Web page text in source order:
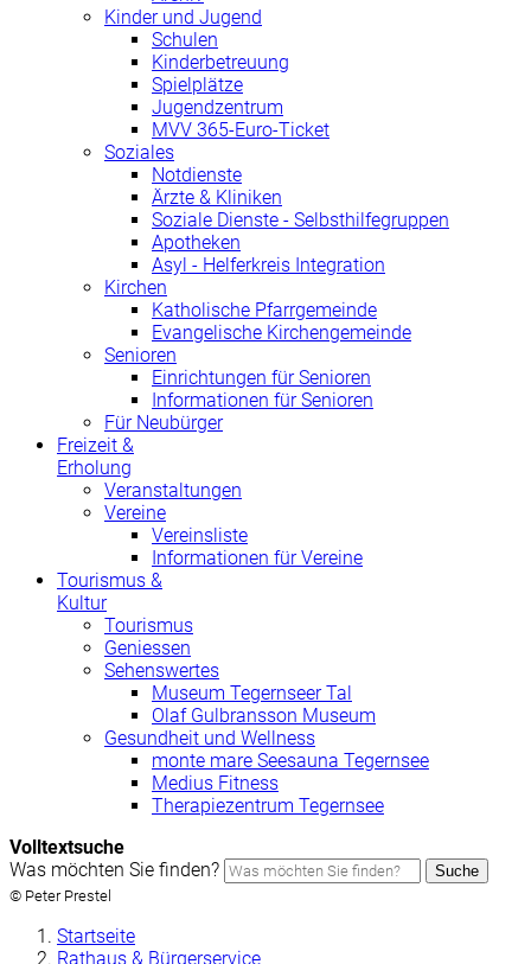
Kinder und Jugend
Schulen
Kinderbetreuung
Spielplätze
Jugendzentrum
MVV 365-Euro-Ticket
Soziales
Notdienste
Ärzte & Kliniken
Soziale Dienste - Selbsthilfegruppen
Apotheken
Asyl - Helferkreis Integration
Kirchen
Katholische Pfarrgemeinde
Evangelische Kirchengemeinde
Senioren
Einrichtungen für Senioren
Informationen für Senioren
Für Neubürger
Freizeit &
Erholung
Veranstaltungen
Vereine
Vereinsliste
Informationen für Vereine
Tourismus &
Kultur
Tourismus
Geniessen
Sehenswertes
Museum Tegernseer Tal
Olaf Gulbransson Museum
Gesundheit und Wellness
monte mare Seesauna Tegernsee
Medius Fitness
Therapiezentrum Tegernsee
Volltextsuche
Was möchten Sie finden?
Suche
© Peter Prestel
Startseite
Rathaus & Bürgerservice